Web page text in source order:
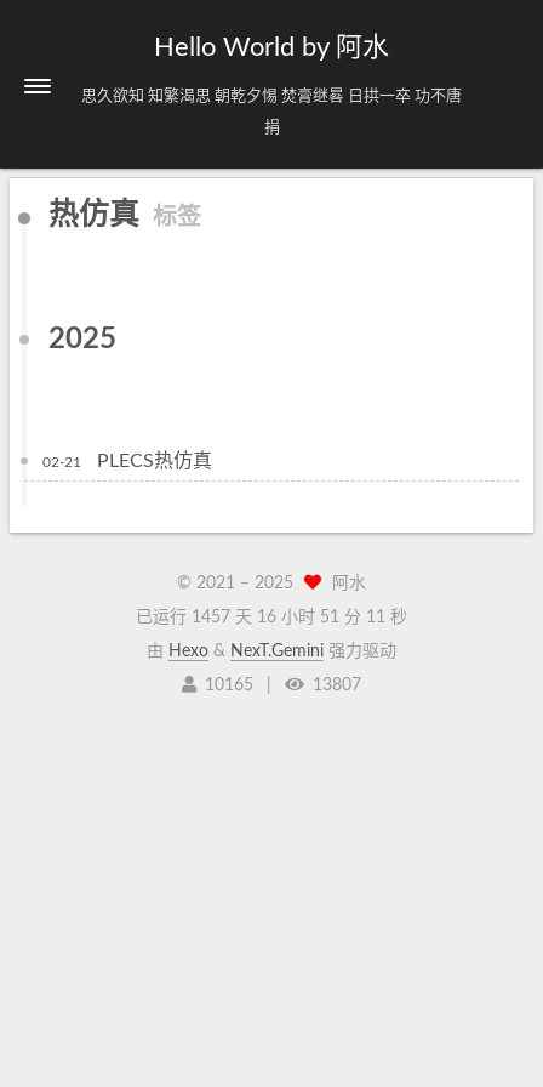
Hello World by 阿水
思久欲知 知繁渴思 朝乾夕惕 焚膏继晷 日拱一卒 功不唐
捐
热仿真 标签
2025
02-21 PLECS热仿真
© 2021 – 2025
阿水
已运行 1457 天 16 小时 51 分 11 秒
由 Hexo & NexT.Gemini 强力驱动
10165
13807